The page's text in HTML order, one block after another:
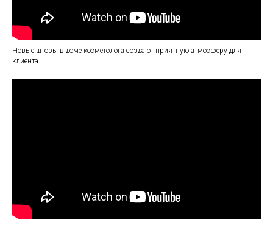
Новые шторы в доме косметолога создают приятную атмосферу для
клиента